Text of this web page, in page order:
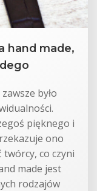
hand made,
było
pięknego i
ono
co czyni
made jest
rodzajów